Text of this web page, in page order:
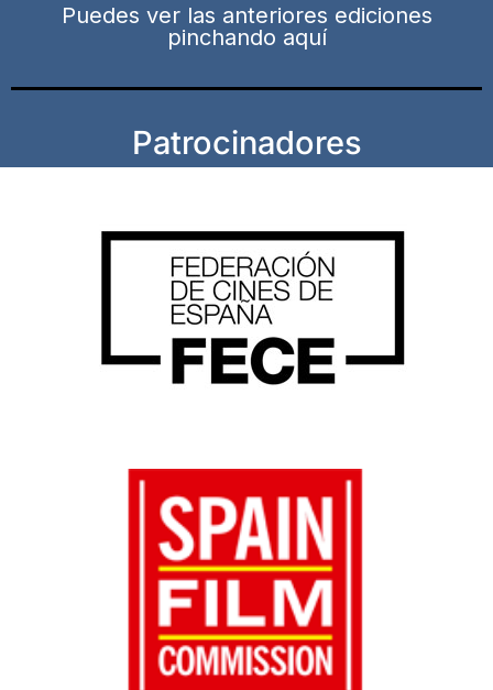
Puedes ver las anteriores ediciones
pinchando aquí
Patrocinadores